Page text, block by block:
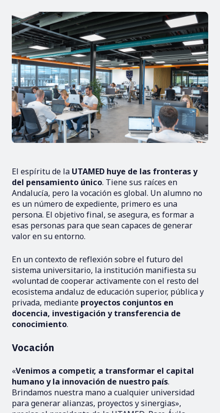
El espíritu de la UTAMED huye de las fronteras y
del pensamiento único. Tiene sus raíces en
Andalucía, pero la vocación es global. Un alumno no
es un número de expediente, primero es una
persona. El objetivo final, se asegura, es formar a
esas personas para que sean capaces de generar
valor en su entorno.
En un contexto de reflexión sobre el futuro del
sistema universitario, la institución manifiesta su
«voluntad de cooperar activamente con el resto del
ecosistema andaluz de educación superior, pública y
privada, mediante proyectos conjuntos en
docencia, investigación y transferencia de
conocimiento.
Vocación
«Venimos a competir, a transformar el capital
humano y la innovación de nuestro país.
Brindamos nuestra mano a cualquier universidad
para generar alianzas, proyectos y sinergias»,